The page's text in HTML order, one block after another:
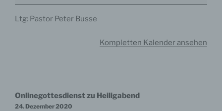
Ltg: Pastor Peter Busse
Kompletten Kalender ansehen
Onlinegottesdienst zu Heiligabend
24. Dezember 2020